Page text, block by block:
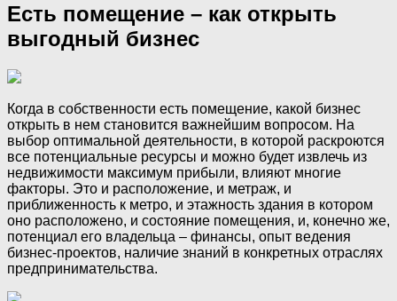
Есть помещение – как открыть
выгодный бизнес
Когда в собственности есть помещение, какой бизнес
открыть в нем становится важнейшим вопросом. На
выбор оптимальной деятельности, в которой раскроются
все потенциальные ресурсы и можно будет извлечь из
недвижимости максимум прибыли, влияют многие
факторы. Это и расположение, и метраж, и
приближенность к метро, и этажность здания в котором
оно расположено, и состояние помещения, и, конечно же,
потенциал его владельца – финансы, опыт ведения
бизнес-проектов, наличие знаний в конкретных отраслях
предпринимательства.